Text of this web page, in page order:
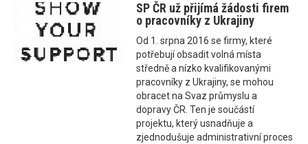
SP ČR už přijímá žádosti firem
o pracovníky z Ukrajiny
Od 1. srpna 2016 se firmy, které
potřebují obsadit volná místa
středně a nízko kvalifikovanými
pracovníky z Ukrajiny, se mohou
obracet na Svaz průmyslu a
dopravy ČR. Ten je součástí
projektu, který usnadňuje a
zjednodušuje administrativní proces